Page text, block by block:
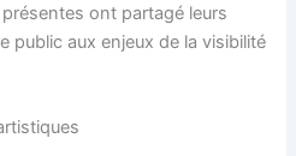
ont partagé leurs
public aux enjeux de la visibilité